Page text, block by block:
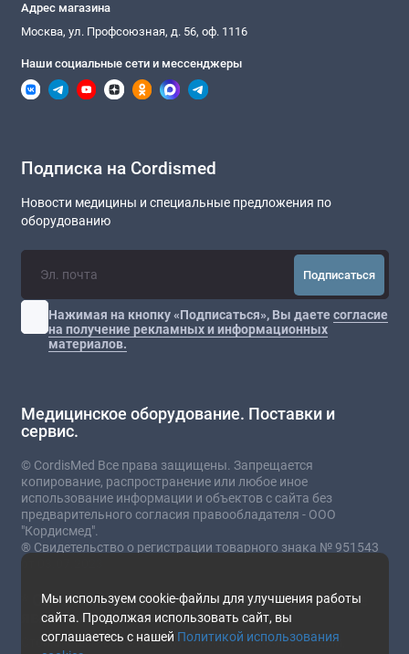
Мы используем cookie-файлы для улучшения работы
сайта. Продолжая использовать сайт, вы
соглашаетесь с нашей Политикой использования
Адрес магазина
Москва, ул. Профсоюзная, д. 56, оф. 1116
Наши социальные сети и мессенджеры
Подписка на Cordismed
Новости медицины и специальные предложения по
оборудованию
Подписаться
Нажимая на кнопку «Подписаться», Вы даетесогласие
на получение рекламных и информационных
материалов.
Медицинское оборудование. Поставки и
сервис.
© CordisMed Все права защищены. Запрещается
копирование, распространение или любое иное
использование информации и объектов с сайта без
предварительного согласия правообладателя - ООО
"Кордисмед".
® Свидетельство о регистрации товарного знака № 951543
от 03.07.2023
* Сайт носит информационный характер и не
является публичной офертой.
Стоимость товаров и услуг зависит от комплектации,